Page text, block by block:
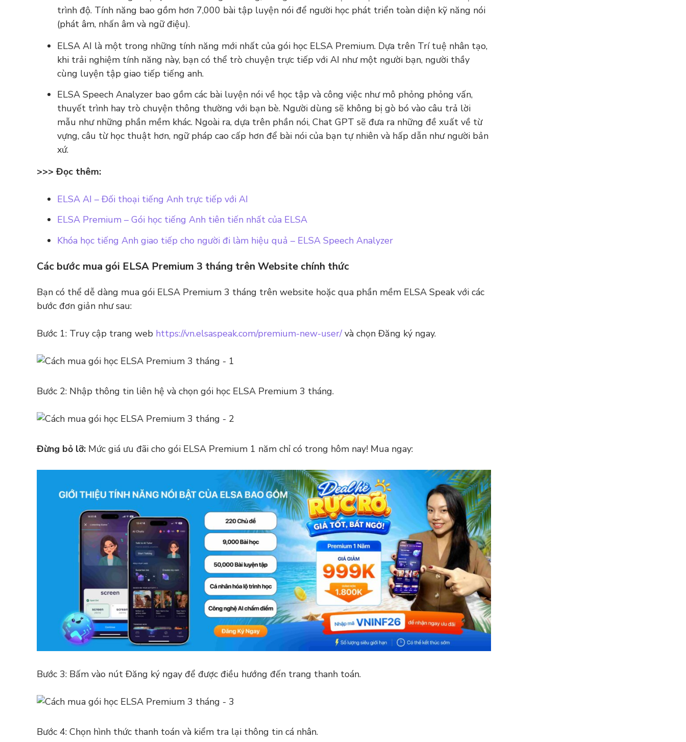
trình độ. Tính năng bao gồm hơn 7,000 bài tập luyện nói để người học phát triển toàn diện kỹ năng nói
(phát âm, nhấn âm và ngữ điệu).
ELSA AI là một trong những tính năng mới nhất của gói học ELSA Premium. Dựa trên Trí tuệ nhân tạo,
khi trải nghiệm tính năng này, bạn có thể trò chuyện trực tiếp với AI như một người bạn, người thầy
cùng luyện tập giao tiếp tiếng anh.
ELSA Speech Analyzer bao gồm các bài luyện nói về học tập và công việc như mô phỏng phỏng vấn,
thuyết trình hay trò chuyện thông thường với bạn bè. Người dùng sẽ không bị gò bó vào câu trả lời
mẫu như những phần mềm khác. Ngoài ra, dựa trên phần nói, Chat GPT sẽ đưa ra những đề xuất về từ
vựng, câu từ học thuật hơn, ngữ pháp cao cấp hơn để bài nói của bạn tự nhiên và hấp dẫn như người bản
xứ.
>>> Đọc thêm:
ELSA AI – Đối thoại tiếng Anh trực tiếp với AI
ELSA Premium – Gói học tiếng Anh tiên tiến nhất của ELSA
Khóa học tiếng Anh giao tiếp cho người đi làm hiệu quả – ELSA Speech Analyzer
Các bước mua gói ELSA Premium 3 tháng trên Website chính thức
Bạn có thể dễ dàng mua gói ELSA Premium 3 tháng trên website hoặc qua phần mềm ELSA Speak với các
bước đơn giản như sau:
Bước 1: Truy cập trang web https://vn.elsaspeak.com/premium-new-user/và chọn Đăng ký ngay.
Bước 2: Nhập thông tin liên hệ và chọn gói học ELSA Premium 3 tháng.
Đừng bỏ lỡ: Mức giá ưu đãi cho gói ELSA Premium 1 năm chỉ có trong hôm nay! Mua ngay:
Bước 3: Bấm vào nút Đăng ký ngay để được điều hướng đến trang thanh toán.
Bước 4: Chọn hình thức thanh toán và kiểm tra lại thông tin cá nhân.